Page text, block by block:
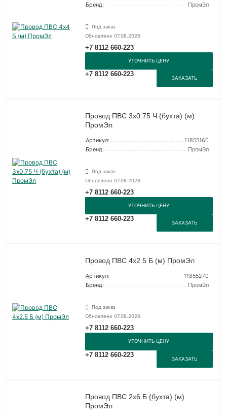
Бренд:
ПромЭл
Под заказ
Обновлено 07.08.2026
+7 8112 660-223
УТОЧНИТЬ ЦЕНУ
+7 8112 660-223
ЗАКАЗАТЬ
Провод ПВС 3х0.75 Ч (бухта) (м)
ПромЭл
Артикул:
11855160
Бренд:
ПромЭл
Под заказ
Обновлено 07.08.2026
+7 8112 660-223
УТОЧНИТЬ ЦЕНУ
+7 8112 660-223
ЗАКАЗАТЬ
Провод ПВС 4х2.5 Б (м) ПромЭл
Артикул:
11855270
Бренд:
ПромЭл
Под заказ
Обновлено 07.08.2026
+7 8112 660-223
УТОЧНИТЬ ЦЕНУ
+7 8112 660-223
ЗАКАЗАТЬ
Провод ПВС 2х6 Б (бухта) (м)
ПромЭл